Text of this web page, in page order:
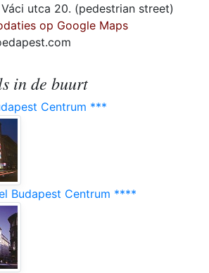
utca 20. (pedestrian street)
op Google Maps
in de buurt
Centrum ***
Budapest Centrum ****